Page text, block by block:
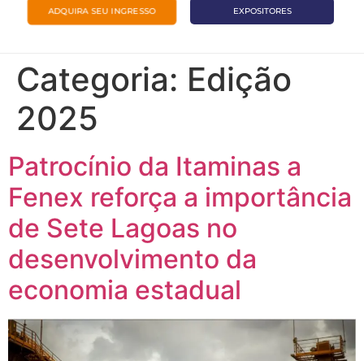
ADQUIRA SEU INGRESSO EXPOSITORES
Categoria: Edição
2025
Patrocínio da Itaminas a
Fenex reforça a importância
de Sete Lagoas no
desenvolvimento da
economia estadual